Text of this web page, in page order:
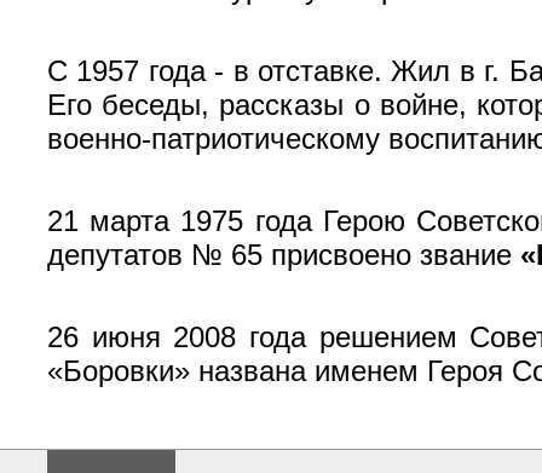
С 1957 года - в отставке. Жил в г.
Его беседы, рассказы о войне,
военно-патриотическому
21 марта 1975 года Герою
депутатов № 65 при­своено звание
26 июня 2008 года решением
«Боровки» названа именем Героя